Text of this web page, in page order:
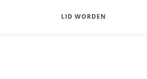
LID WORDEN